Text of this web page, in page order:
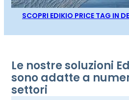
SCOPRI EDIKIO PRICE TAG IN
Le nostre soluzioni
sono adatte a
settori